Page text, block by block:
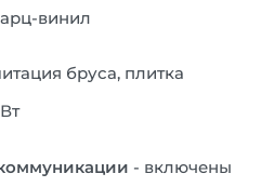
винил
бруса, плитка
- включены